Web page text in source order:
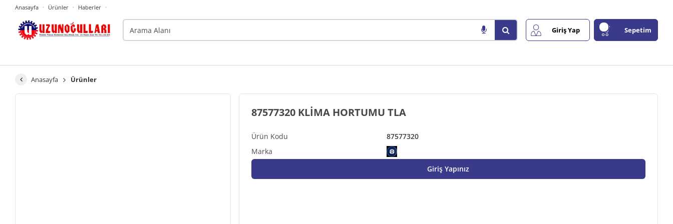
Anasayfa Ürünler Haberler
Giriş Yap Sepetim
Anasayfa Ürünler
87577320
87577320 KLİMA HORTUMU TLA
Giriş Yapınız